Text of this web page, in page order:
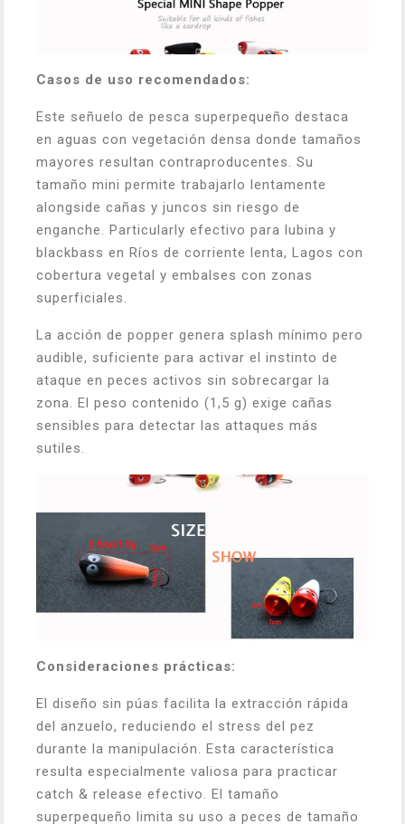
Casos de uso recomendados:
Este señuelo de pesca superpequeño destaca
en aguas con vegetación densa donde tamaños
mayores resultan contraproducentes. Su
tamaño mini permite trabajarlo lentamente
alongside cañas y juncos sin riesgo de
enganche. Particularly efectivo para lubina y
blackbass en Ríos de corriente lenta, Lagos con
cobertura vegetal y embalses con zonas
superficiales.
La acción de popper genera splash mínimo pero
audible, suficiente para activar el instinto de
ataque en peces activos sin sobrecargar la
zona. El peso contenido (1,5 g) exige cañas
sensibles para detectar las attaques más
sutiles.
Consideraciones prácticas:
El diseño sin púas facilita la extracción rápida
del anzuelo, reduciendo el stress del pez
durante la manipulación. Esta característica
resulta especialmente valiosa para practicar
catch & release efectivo. El tamaño
superpequeño limita su uso a peces de tamaño